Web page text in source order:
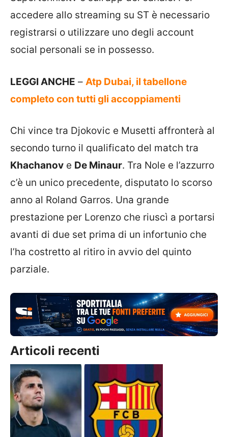
accedere allo streaming su ST è necessario
registrarsi o utilizzare uno degli account
social personali se in possesso.
LEGGI ANCHE – Atp Dubai, il tabellone
completo con tutti gli accoppiamenti
Chi vince tra Djokovic e Musetti affronterà al
secondo turno il qualificato del match tra
Khachanov e De Minaur. Tra Nole e l’azzurro
c’è un unico precedente, disputato lo scorso
anno al Roland Garros. Una grande
prestazione per Lorenzo che riuscì a portarsi
avanti di due set prima di un infortunio che
l’ha costretto al ritiro in avvio del quinto
parziale.
Articoli recenti